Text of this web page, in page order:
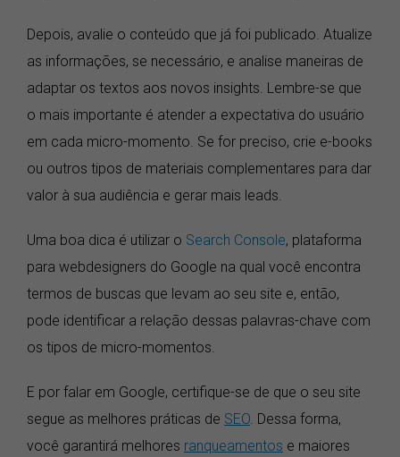
Depois, avalie o conteúdo que já foi publicado. Atualize
as informações, se necessário, e analise maneiras de
adaptar os textos aos novos insights. Lembre-se que
o mais importante é atender a expectativa do usuário
em cada micro-momento. Se for preciso, crie e-books
ou outros tipos de materiais complementares para dar
valor à sua audiência e gerar mais leads.
Uma boa dica é utilizar o Search Console, plataforma
para webdesigners do Google na qual você encontra
termos de buscas que levam ao seu site e, então,
pode identificar a relação dessas palavras-chave com
os tipos de micro-momentos.
E por falar em Google, certifique-se de que o seu site
segue as melhores práticas de SEO. Dessa forma,
você garantirá melhores ranqueamentos e maiores